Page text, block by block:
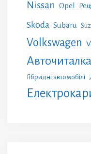
Nissan Opel
Skoda Subaru
Volkswagen
Авточиталка
Гібридні автомобілі